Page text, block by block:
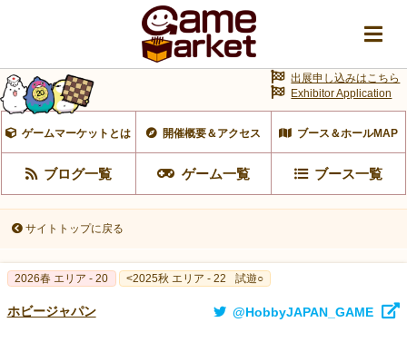
ゲームマーケットとは 開催概要＆アクセス ブース＆ホールMAP
ブログ一覧 ゲーム一覧 ブース一覧
出展申し込みはこちら
Exhibitor Application
サイトトップに戻る
2026春 エリア - 20 <2025秋 エリア - 22 試遊○
ホビージャパン @HobbyJAPAN_GAME